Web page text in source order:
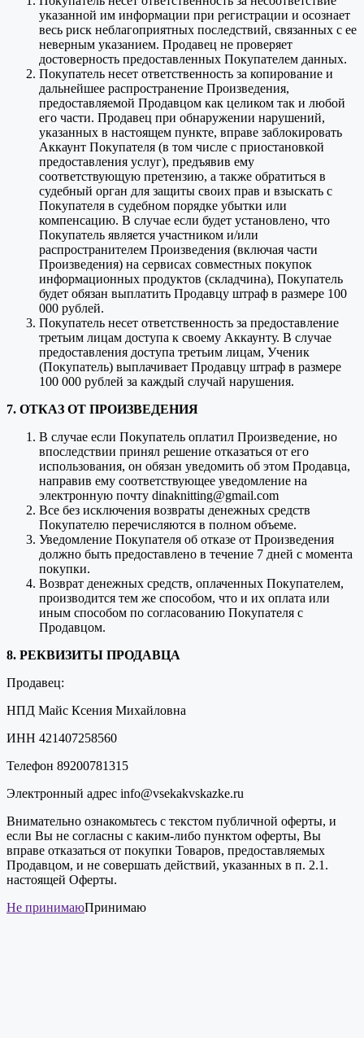
указанной им информации при регистрации и осознает
весь риск неблагоприятных последствий, связанных с ее
неверным указанием. Продавец не проверяет
достоверность предоставленных Покупателем данных.
Покупатель несет ответственность за копирование и
дальнейшее распространение Произведения,
предоставляемой Продавцом как целиком так и любой
его части. Продавец при обнаружении нарушений,
указанных в настоящем пункте, вправе заблокировать
Аккаунт Покупателя (в том числе с приостановкой
предоставления услуг), предъявив ему
соответствующую претензию, а также обратиться в
судебный орган для защиты своих прав и взыскать с
Покупателя в судебном порядке убытки или
компенсацию. В случае если будет установлено, что
Покупатель является участником и/или
распространителем Произведения (включая части
Произведения) на сервисах совместных покупок
информационных продуктов (складчина), Покупатель
будет обязан выплатить Продавцу штраф в размере 100
000 рублей.
Покупатель несет ответственность за предоставление
третьим лицам доступа к своему Аккаунту. В случае
предоставления доступа третьим лицам, Ученик
(Покупатель) выплачивает Продавцу штраф в размере
100 000 рублей за каждый случай нарушения.
7. ОТКАЗ ОТ ПРОИЗВЕДЕНИЯ
В случае если Покупатель оплатил Произведение, но
впоследствии принял решение отказаться от его
использования, он обязан уведомить об этом Продавца,
направив ему соответствующее уведомление на
электронную почту dinaknitting@gmail.com
Все без исключения возвраты денежных средств
Покупателю перечисляются в полном объеме.
Уведомление Покупателя об отказе от Произведения
должно быть предоставлено в течение 7 дней с момента
покупки.
Возврат денежных средств, оплаченных Покупателем,
производится тем же способом, что и их оплата или
иным способом по согласованию Покупателя с
Продавцом.
8. РЕКВИЗИТЫ ПРОДАВЦА
Продавец:
НПД Майс Ксения Михайловна
ИНН 421407258560
Телефон 89200781315
Электронный адрес info@vsekakvskazke.ru
Внимательно ознакомьтесь с текстом публичной оферты, и
если Вы не согласны с каким-либо пунктом оферты, Вы
вправе отказаться от покупки Товаров, предоставляемых
Продавцом, и не совершать действий, указанных в п. 2.1.
настоящей Оферты.
Не принимаюПринимаю